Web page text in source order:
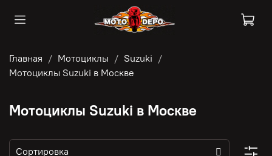
Главная Мотоциклы
Suzuki
Мотоциклы Suzuki в Москве
Мотоциклы Suzuki в Москве